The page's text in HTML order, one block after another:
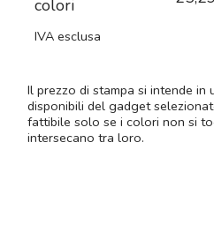
colori
IVA esclusa
Il prezzo di stampa si intende in
disponibili del gadget
fattibile solo se i colori non si
intersecano tra loro.